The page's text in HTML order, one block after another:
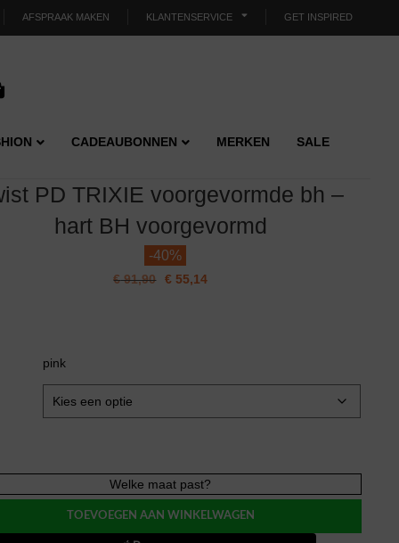
AFSPRAAK MAKEN KLANTENSERVICE GET INSPIRED
CADEAUBONNEN MERKEN SALE
PD TRIXIE voorgevormde bh –
hart BH voorgevormd
-40%
€91,90 € 55,14
pink
Welke maat past?
TOEVOEGEN AAN WINKELWAGEN